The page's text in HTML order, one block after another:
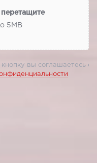
5МВ
вы соглашаетесь с